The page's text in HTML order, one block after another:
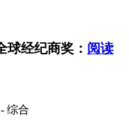
球经纪商奖： 阅读
综合